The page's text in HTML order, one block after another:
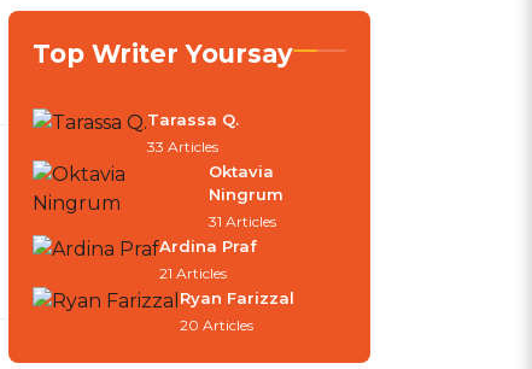
Top Writer Yoursay
Tarassa Q.
33 Articles
Oktavia
Ningrum
31 Articles
Ardina Praf
21 Articles
Ryan Farizzal
20 Articles